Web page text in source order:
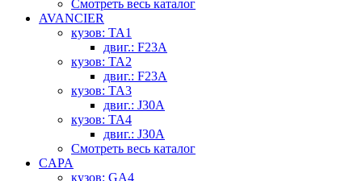
Смотреть весь каталог
AVANCIER
кузов: TA1
двиг.: F23A
кузов: TA2
двиг.: F23A
кузов: TA3
двиг.: J30A
кузов: TA4
двиг.: J30A
Смотреть весь каталог
CAPA
кузов: GA4